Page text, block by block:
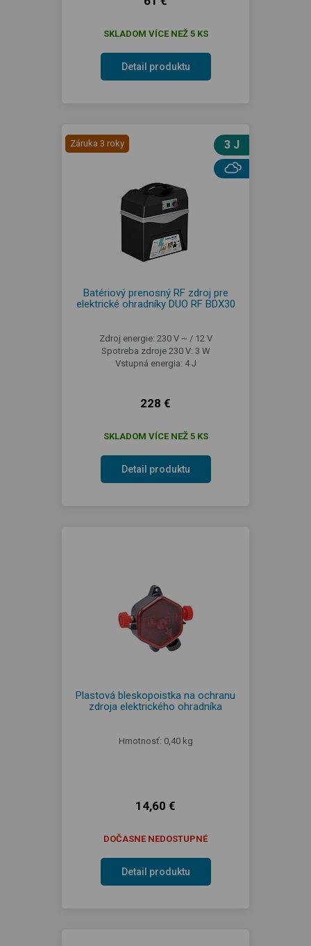
SKLADOM VÍCE NEŽ 5 KS
Detail produktu
Záruka 3 roky 3 J
Batériový prenosný RF zdroj pre
elektrické ohradníky DUO RF BDX30
Zdroj energie: 230 V ~ / 12 V
Spotreba zdroje 230 V: 3 W
Vstupná energia: 4 J
228 €
SKLADOM VÍCE NEŽ 5 KS
Detail produktu
Plastová bleskopoistka na ochranu
zdroja elektrického ohradníka
Hmotnosť: 0,40 kg
14,60 €
DOČASNE NEDOSTUPNÉ
Detail produktu